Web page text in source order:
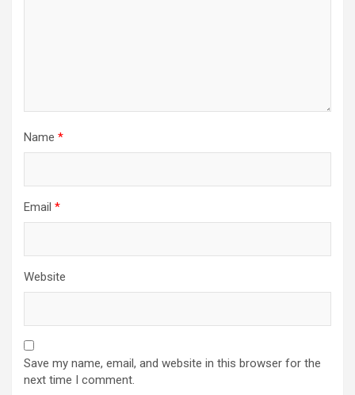
Name *
Email *
Website
Save my name, email, and website in this browser for the
next time I comment.